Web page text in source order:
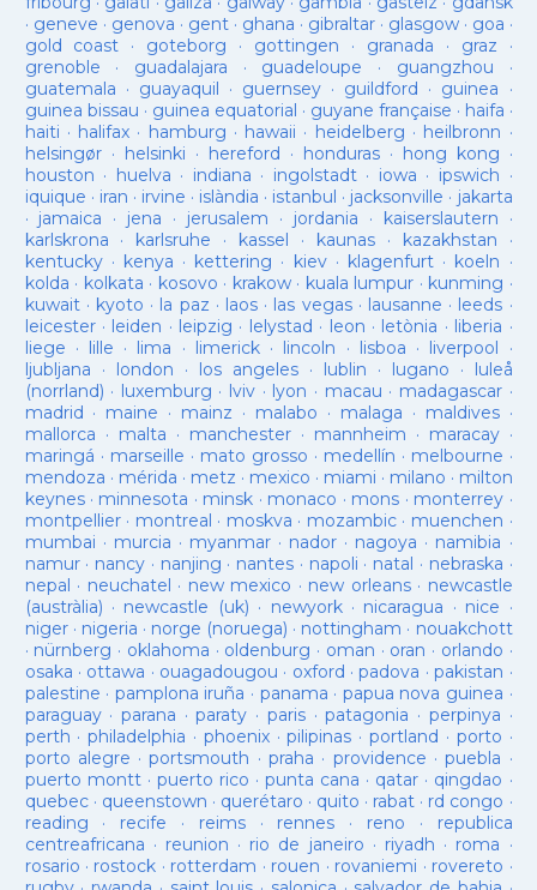
· geneve · genova · gent· ghana · gibraltar· glasgow· goa ·
gold coast · goteborg · gottingen · granada · graz ·
grenoble · guadalajara · guadeloupe · guangzhou ·
guatemala · guayaquil · guernsey· guildford · guinea ·
guinea bissau · guinea equatorial · guyane française · haifa ·
haiti · halifax · hamburg · hawaii · heidelberg · heilbronn ·
helsingør· helsinki · hereford · honduras· hong kong ·
houston · huelva · indiana · ingolstadt· iowa · ipswich ·
iquique · iran · irvine · islàndia · istanbul · jacksonville · jakarta
· jamaica · jena · jerusalem · jordania · kaiserslautern ·
karlskrona · karlsruhe · kassel · kaunas· kazakhstan ·
kentucky· kenya · kettering · kiev· klagenfurt · koeln ·
kolda · kolkata · kosovo · krakow· kuala lumpur · kunming ·
kuwait· kyoto · la paz · laos· las vegas· lausanne · leeds ·
leicester· leiden · leipzig · lelystad · leon · letònia · liberia ·
liege · lille · lima · limerick· lincoln · lisboa · liverpool ·
ljubljana · london · los angeles· lublin · lugano · luleå
(norrland) · luxemburg · lviv · lyon · macau · madagascar·
madrid · maine · mainz · malabo · malaga · maldives·
mallorca · malta · manchester· mannheim · maracay·
maringá · marseille · mato grosso · medellín · melbourne ·
mendoza · mérida · metz · mexico · miami · milano · milton
keynes· minnesota · minsk · monaco · mons · monterrey ·
montpellier· montreal · moskva · mozambic· muenchen ·
mumbai · murcia · myanmar· nador · nagoya · namibia ·
namur· nancy · nanjing · nantes · napoli · natal · nebraska ·
nepal · neuchatel · new mexico · new orleans· newcastle
(austràlia) · newcastle (uk) · newyork· nicaragua · nice ·
niger· nigeria · norge (noruega) · nottingham · nouakchott
· nürnberg · oklahoma · oldenburg · oman · oran · orlando ·
osaka · ottawa · ouagadougou · oxford ·padova ·pakistan ·
palestine · pamplona iruña · panama · papua nova guinea ·
paraguay· parana ·paraty · paris·patagonia · perpinya ·
perth ·philadelphia · phoenix·pilipinas ·portland · porto ·
porto alegre ·portsmouth ·praha · providence ·puebla ·
puerto montt· puerto rico ·punta cana · qatar · qingdao ·
quebec· queenstown · querétaro · quito · rabat · rd congo ·
reading · recife · reims· rennes · reno · republica
centreafricana · reunion · rio de janeiro · riyadh · roma ·
rosario · rostock · rotterdam · rouen · rovaniemi · rovereto ·